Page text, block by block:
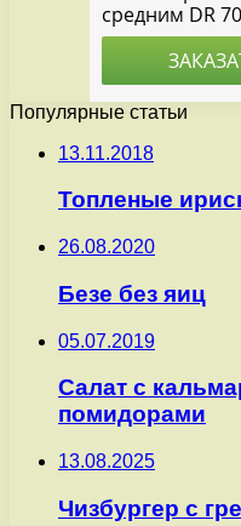
Популярные статьи
13.11.2018
Топленые
26.08.2020
Безе без яиц
05.07.2019
Салат с
помидорами
13.08.2025
Чизбургер с